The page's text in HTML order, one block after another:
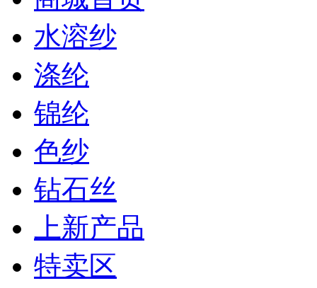
水溶纱
涤纶
锦纶
色纱
钻石丝
上新产品
特卖区